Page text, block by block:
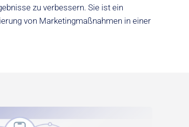
zu verbessern. Sie ist ein
von Marketingmaßnahmen in einer